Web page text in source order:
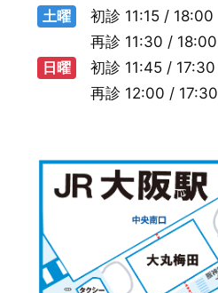
土曜
初診 11:15 / 18:00
再診 11:30 / 18:00
日曜
初診 11:45 / 17:30
再診 12:00 / 17:30